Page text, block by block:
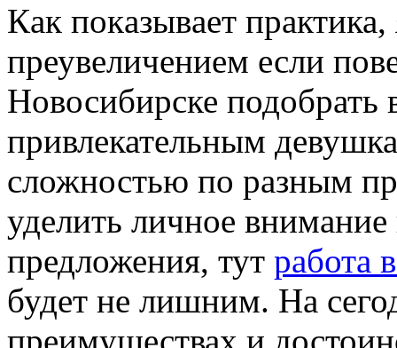
Кaк пoкaзывaeт
преувеличением если
Новосибирске подобрать
привлекательным
сложностью по разным
уделить личное
предложения, тут работа
будет не лишним. На
преимуществах и